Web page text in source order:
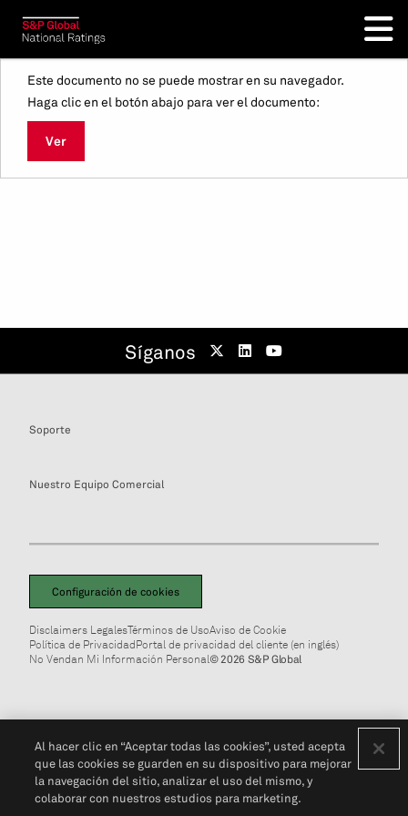
Este documento no se puede mostrar en su navegador.
Haga clic en el botón abajo para ver el documento:
Ver
Síganos
Soporte
Nuestro Equipo Comercial
Configuración de cookies
Disclaimers LegalesTérminos de UsoAviso de Cookie
Política de PrivacidadPortal de privacidad del cliente (en inglés)
No Vendan Mi Información Personal© 2026 S&P Global
Al hacer clic en “Aceptar todas las cookies”, usted acepta
que las cookies se guarden en su dispositivo para mejorar
la navegación del sitio, analizar el uso del mismo, y
colaborar con nuestros estudios para marketing.